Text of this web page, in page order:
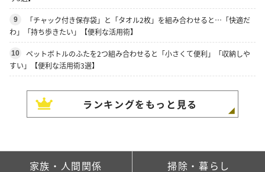
9
「チャック付き保存袋」と「タオル2枚」を組み合わせると…「快適だ
わ」「持ち歩きたい」【便利な活用術】
10
ペットボトルのふたを2つ組み合わせると「小さくて便利」「収納しや
すい」【便利な活用術3選】
ランキングをもっと見る
家族・人間関係 掃除・暮らし